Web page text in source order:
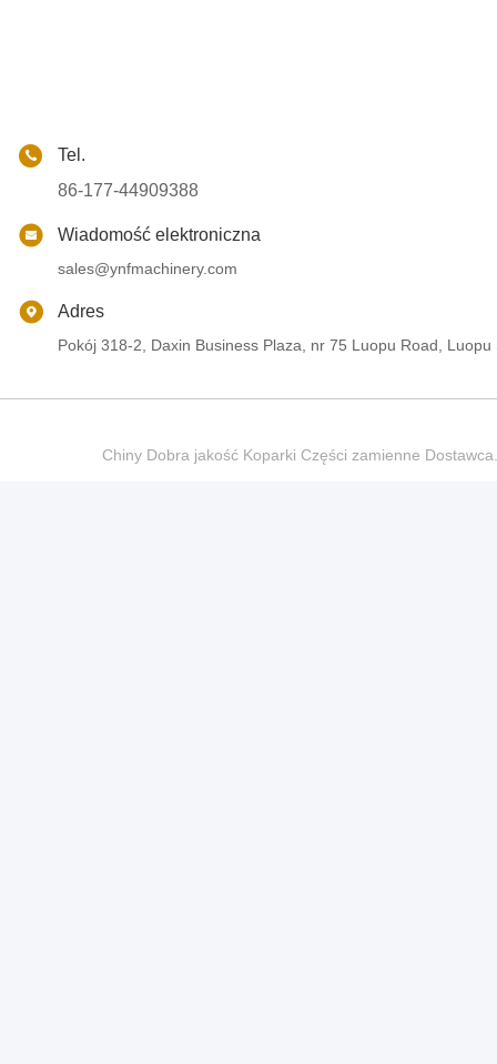
Tel.
86-177-44909388
Wiadomość elektroniczna
sales@ynfmachinery.com
Adres
Pokój 318-2, Daxin Business Plaza, nr 75 Luopu Road,
Chiny Dobra jakość Koparki Części zamienne